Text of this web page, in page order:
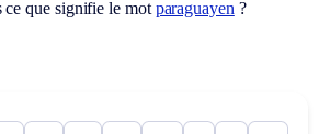
ce que signifie le mot paraguayen ?